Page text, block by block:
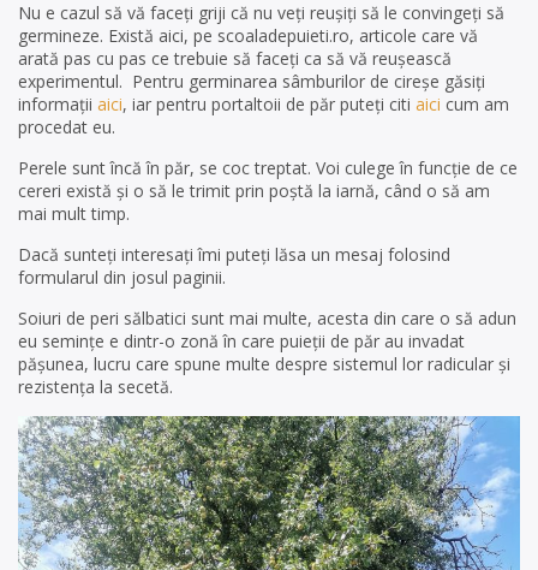
Nu e cazul să vă faceți griji că nu veți reușiți să le convingeți să
germineze. Există aici, pe scoaladepuieti.ro, articole care vă
arată pas cu pas ce trebuie să faceți ca să vă reușească
experimentul. Pentru germinarea sâmburilor de cireșe găsiți
informații aici, iar pentru portaltoii de păr puteți citi aici cum am
procedat eu.
Perele sunt încă în păr, se coc treptat. Voi culege în funcție de ce
cereri există și o să le trimit prin poștă la iarnă, când o să am
mai mult timp.
Dacă sunteți interesați îmi puteți lăsa un mesaj folosind
formularul din josul paginii.
Soiuri de peri sălbatici sunt mai multe, acesta din care o să adun
eu semințe e dintr-o zonă în care puieții de păr au invadat
pășunea, lucru care spune multe despre sistemul lor radicular și
rezistența la secetă.